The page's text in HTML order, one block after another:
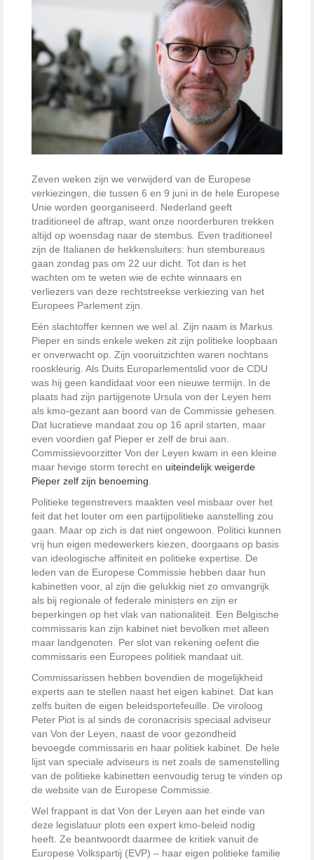
Zeven weken zijn we verwijderd van de Europese
verkiezingen, die tussen 6 en 9 juni in de hele Europese
Unie worden georganiseerd. Nederland geeft
traditioneel de aftrap, want onze noorderburen trekken
altijd op woensdag naar de stembus. Even traditioneel
zijn de Italianen de hekkensluiters: hun stembureaus
gaan zondag pas om 22 uur dicht. Tot dan is het
wachten om te weten wie de echte winnaars en
verliezers van deze rechtstreekse verkiezing van het
Europees Parlement zijn.
Eén slachtoffer kennen we wel al. Zijn naam is Markus
Pieper en sinds enkele weken zit zijn politieke loopbaan
er onverwacht op. Zijn vooruitzichten waren nochtans
rooskleurig. Als Duits Europarlementslid voor de CDU
was hij geen kandidaat voor een nieuwe termijn. In de
plaats had zijn partijgenote Ursula von der Leyen hem
als kmo-gezant aan boord van de Commissie gehesen.
Dat lucratieve mandaat zou op 16 april starten, maar
even voordien gaf Pieper er zelf de brui aan.
Commissievoorzitter Von der Leyen kwam in een kleine
maar hevige storm terecht en uiteindelijk weigerde
Pieper zelf zijn benoeming
Politieke tegenstrevers maakten veel misbaar over het
feit dat het louter om een partijpolitieke aanstelling zou
gaan. Maar op zich is dat niet ongewoon. Politici kunnen
vrij hun eigen medewerkers kiezen, doorgaans op basis
van ideologische affiniteit en politieke expertise. De
leden van de Europese Commissie hebben daar hun
kabinetten voor, al zijn die gelukkig niet zo omvangrijk
als bij regionale of federale ministers en zijn er
beperkingen op het vlak van nationaliteit. Een Belgische
commissaris kan zijn kabinet niet bevolken met alleen
maar landgenoten. Per slot van rekening oefent die
commissaris een Europees politiek mandaat uit.
Commissarissen hebben bovendien de mogelijkheid
experts aan te stellen naast het eigen kabinet. Dat kan
zelfs buiten de eigen beleidsportefeuille. De viroloog
Peter Piot is al sinds de coronacrisis speciaal adviseur
van Von der Leyen, naast de voor gezondheid
bevoegde commissaris en haar politiek kabinet. De hele
lijst van speciale adviseurs is net zoals de samenstelling
van de politieke kabinetten eenvoudig terug te vinden op
de website van de Europese Commissie.
Wel frappant is dat Von der Leyen aan het einde van
deze legislatuur plots een expert kmo-beleid nodig
heeft. Ze beantwoordt daarmee de kritiek vanuit de
Europese Volkspartij (EVP) – haar eigen politieke familie